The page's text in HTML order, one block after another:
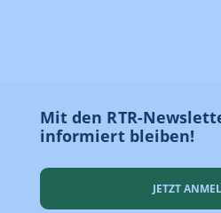
Mit den RTR-
informiert bleiben!
JETZT